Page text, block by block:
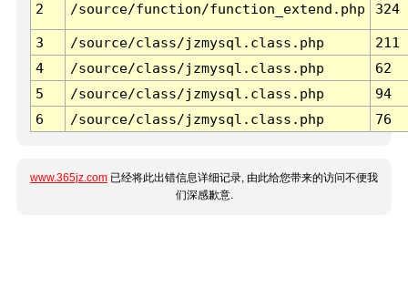
2 /source/function/function_extend.php 324
3 /source/class/jzmysql.class.php
211
4
/source/class/jzmysql.class.php
62
5
/source/class/jzmysql.class.php
94
6
/source/class/jzmysql.class.php 76
www.365jz.com 已经将此出错信息详细记录, 由此给您带来的访问不便我
们深感歉意.